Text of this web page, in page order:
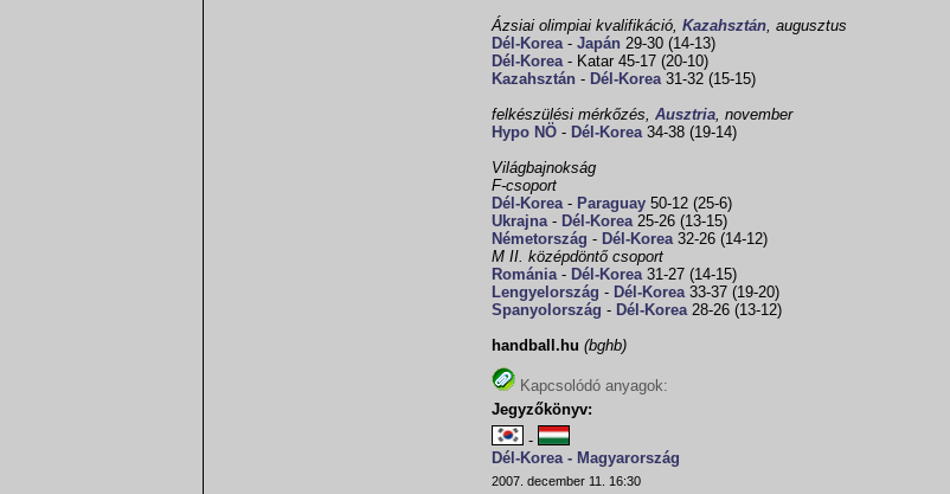
Ázsiai olimpiai kvalifikáció, Kazahsztán , augusztus
Dél-Korea - Japán 29-30 (14-13)
Dél-Korea - Katar 45-17 (20-10)
Kazahsztán - Dél-Korea 31-32 (15-15)
felkészülési mérkőzés, Ausztria , november
Hypo NÖ - Dél-Korea 34-38 (19-14)
Világbajnokság
F-csoport
Dél-Korea - Paraguay 50-12 (25-6)
Ukrajna - Dél-Korea 25-26 (13-15)
Németország - Dél-Korea 32-26 (14-12)
M II. középdöntő csoport
Románia - Dél-Korea 31-27 (14-15)
Lengyelország - Dél-Korea 33-37 (19-20)
Spanyolország - Dél-Korea 28-26 (13-12)
handball.hu (bghb)
Kapcsolódó anyagok:
Jegyzőkönyv:
-
Dél-Korea - Magyarország
2007. december 11. 16:30